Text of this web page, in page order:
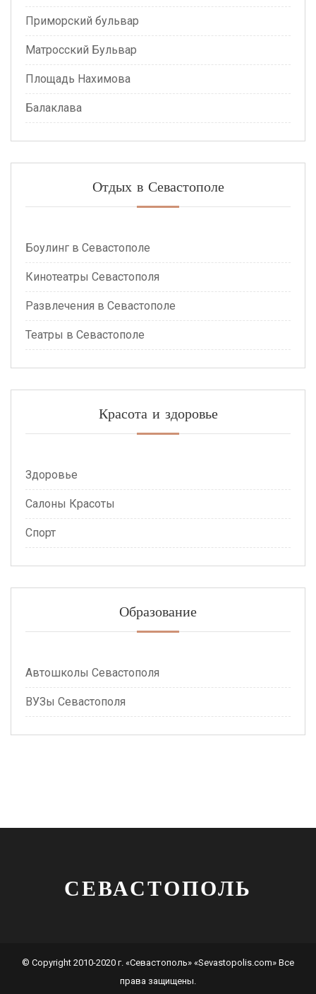
Приморский бульвар
Матросский Бульвар
Площадь Нахимова
Балаклава
Отдых в Севастополе
Боулинг в Севастополе
Кинотеатры Севастополя
Развлечения в Севастополе
Театры в Севастополе
Красота и здоровье
Здоровье
Салоны Красоты
Спорт
Образование
Автошколы Севастополя
ВУЗы Севастополя
СЕВАСТОПОЛЬ
© Copyright 2010-2020 г. «Севастополь» «Sevastopolis.com» Все
права защищены.